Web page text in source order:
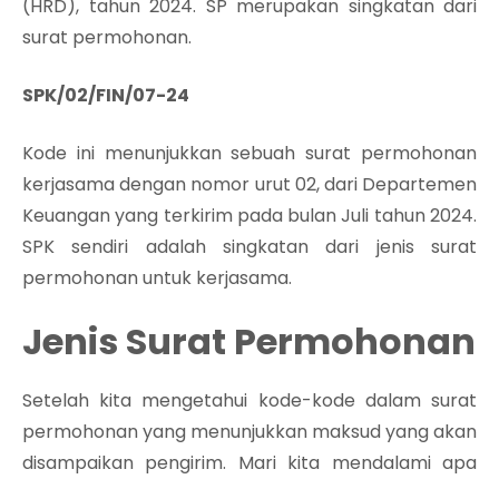
(HRD), tahun 2024. SP merupakan singkatan dari
surat permohonan.
SPK/02/FIN/07-24
Kode ini menunjukkan sebuah surat permohonan
kerjasama dengan nomor urut 02, dari Departemen
Keuangan yang terkirim pada bulan Juli tahun 2024.
SPK sendiri adalah singkatan dari jenis surat
permohonan untuk kerjasama.
Jenis Surat Permohonan
Setelah kita mengetahui kode-kode dalam surat
permohonan yang menunjukkan maksud yang akan
disampaikan pengirim. Mari kita mendalami apa